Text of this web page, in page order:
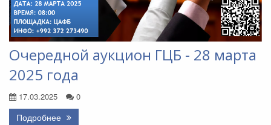
Очередной аукцион ГЦБ - 28 марта
2025 года
17.03.2025 0
Подробнее